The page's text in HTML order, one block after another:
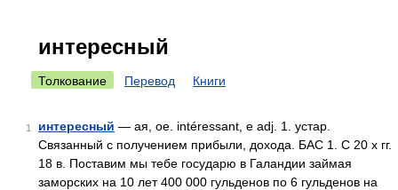
интересный
Толкование Перевод Книги
1 интересный — ая, ое. intéressant, e adj. 1. устар.
Связанный с получением прибыли, дохода. БАС 1. С 20 х гг.
18 в. Поставим мы тебе государю в Галандии займая
заморских на 10 лет 400 000 гульденов по 6 гульденов на